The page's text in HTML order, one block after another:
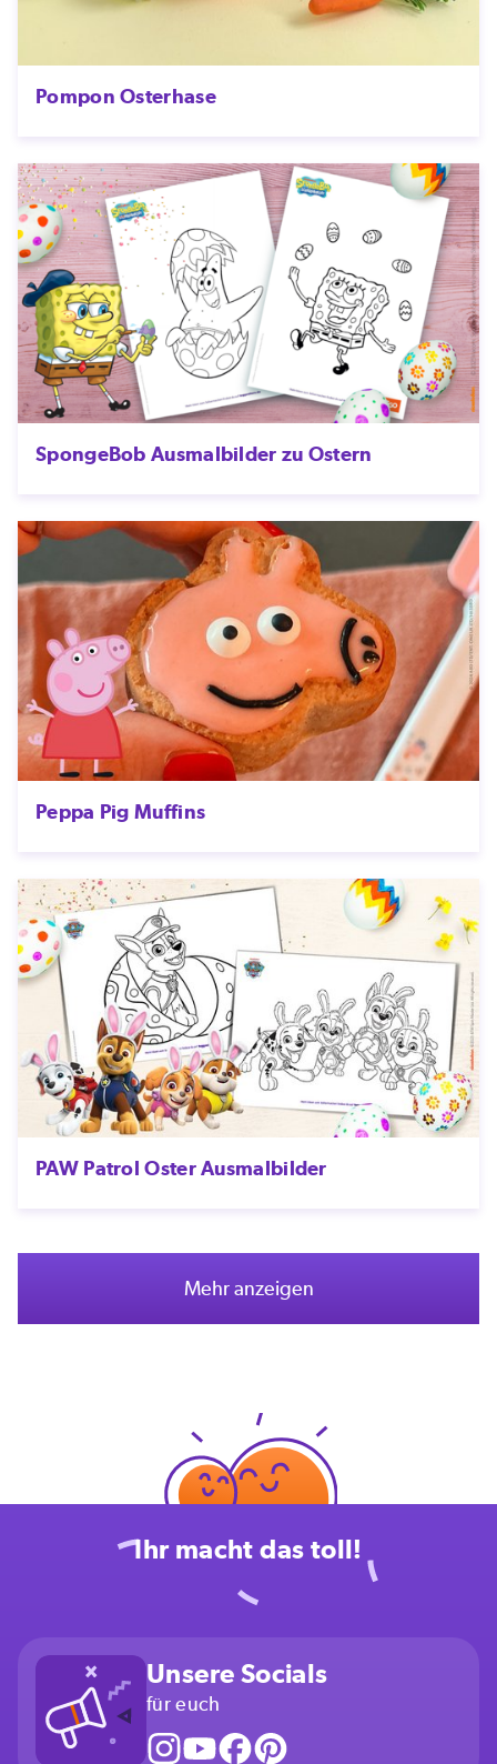
Pompon Osterhase
SpongeBob Ausmalbilder zu Ostern
Peppa Pig Muffins
PAW Patrol Oster Ausmalbilder
Mehr anzeigen
Ihr macht das toll!
Unsere Socials
für euch